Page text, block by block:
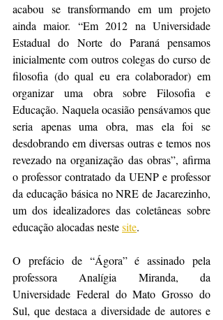
acabou se transformando em um projeto
ainda maior. “Em 2012 na Universidade
Estadual do Norte do Paraná pensamos
inicialmente com outros colegas do curso de
filosofia (do qual eu era colaborador) em
organizar uma obra sobre Filosofia e
Educação. Naquela ocasião pensávamos que
seria apenas uma obra, mas ela foi se
desdobrando em diversas outras e temos nos
revezado na organização das obras”, afirma
o professor contratado da UENP e professor
da educação básica no NRE de Jacarezinho,
um dos idealizadores das coletâneas sobre
educação alocadas neste site.
O prefácio de “Ágora” é assinado pela
professora Analígia Miranda, da
Universidade Federal do Mato Grosso do
Sul, que destaca a diversidade de autores e